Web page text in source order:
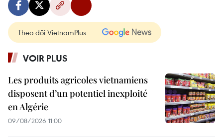
Theo dõi VietnamPlus
VOIR PLUS
Les produits agricoles vietnamiens
disposent d’un potentiel inexploité
en Algérie
09/08/2026 11:00